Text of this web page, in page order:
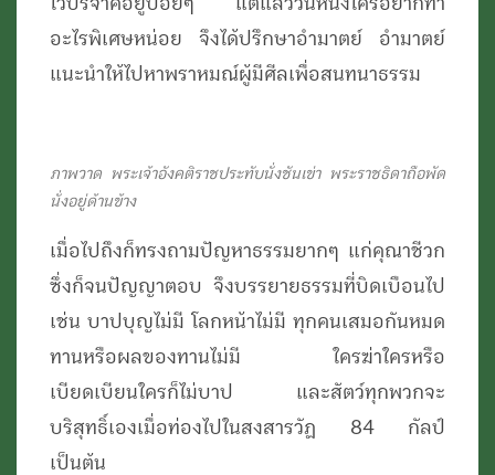
อะไรพิเศษหน่อย จึงได้ปรึกษาอำมาตย์ อำมาตย์
แนะนำให้ไปหาพราหมณ์ผู้มีศีลเพื่อสนทนาธรรม
ภาพวาด พระเจ้าอังคติราชประทับนั่งชันเข่า พระราชธิดาถือพัด
นั่งอยู่ด้านข้าง
เมื่อไปถึงก็ทรงถามปัญหาธรรมยากๆ แก่คุณาชีวก
ซึ่งก็จนปัญญาตอบ จึงบรรยายธรรมที่บิดเบือนไป
เช่น บาปบุญไม่มี โลกหน้าไม่มี ทุกคนเสมอกันหมด
ทานหรือผลของทานไม่มี ใครฆ่าใครหรือ
เบียดเบียนใครก็ไม่บาป และสัตว์ทุกพวกจะ
บริสุทธิ์เองเมื่อท่องไปในสงสารวัฏ 84 กัลป์
เป็นต้น